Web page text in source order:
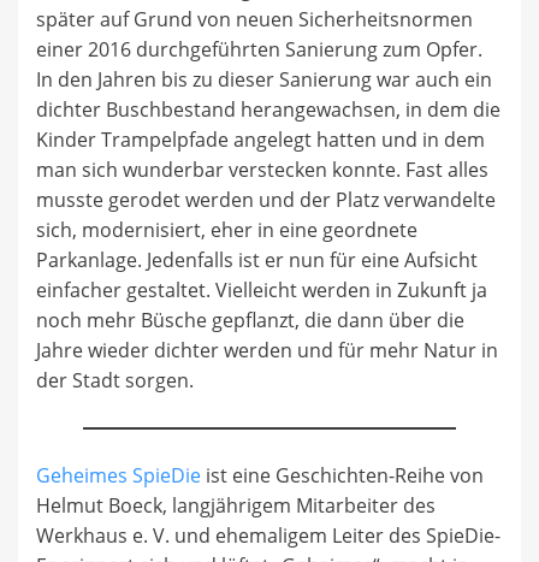
später auf Grund von neuen Sicherheitsnormen
einer 2016 durchgeführten Sanierung zum Opfer.
In den Jahren bis zu dieser Sanierung war auch ein
dichter Buschbestand herangewachsen, in dem die
Kinder Trampelpfade angelegt hatten und in dem
man sich wunderbar verstecken konnte. Fast alles
musste gerodet werden und der Platz verwandelte
sich, modernisiert, eher in eine geordnete
Parkanlage. Jedenfalls ist er nun für eine Aufsicht
einfacher gestaltet. Vielleicht werden in Zukunft ja
noch mehr Büsche gepflanzt, die dann über die
Jahre wieder dichter werden und für mehr Natur in
der Stadt sorgen.
Geheimes SpieDie ist eine Geschichten-Reihe von
Helmut Boeck, langjährigem Mitarbeiter des
Werkhaus e. V. und ehemaligem Leiter des SpieDie-